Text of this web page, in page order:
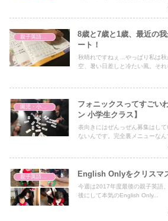
親子英語レッスン
8歳と7歳と1歳、最近の
ート！
秋晴れですねぇ…やっぱり私は
空、暑い日差しと冷たい風。それ
フォニックスってすごい
ン 小学生クラス】
表向きにはぜんっぜん募集はし
ないんです。完全裏メニューな
English Onlyをクリスマ
今週は2017年度最後の親子英語
後にして本気のEnglish Only...